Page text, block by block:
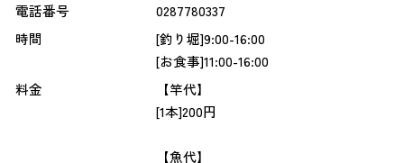
電話番号
0287780337
時間
[釣り堀]9:00-16:00
[お食事]11:00-16:00
料金
【竿代】
[1本]200円
【魚代】